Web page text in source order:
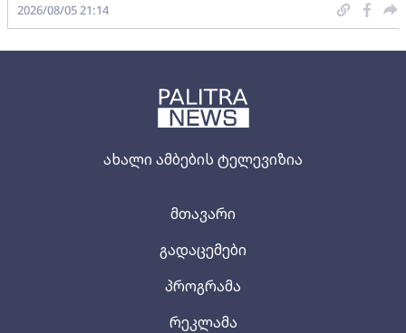
ახალი ამბების ტელევიზია
მთავარი
გადაცემები
პროგრამა
რეკლამა
2026/08/05 21:14